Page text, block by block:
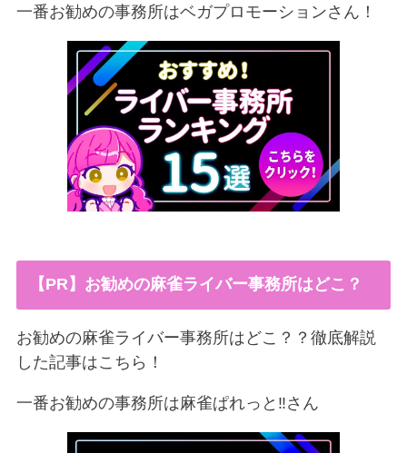
一番お勧めの事務所はベガプロモーションさん！
【PR】お勧めの麻雀ライバー事務所はどこ？
お勧めの麻雀ライバー事務所はどこ？？徹底解説
した記事はこちら！
一番お勧めの事務所は麻雀ぱれっと‼︎さん